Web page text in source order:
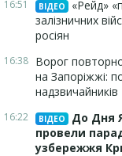
16:51 ВІДЕО
«Рейд»
залізничних
росіян
16:38 Ворог
на Запоріжжі:
надзвичайників
16:22 ВІДЕО
До Дня
провели
узбережжя